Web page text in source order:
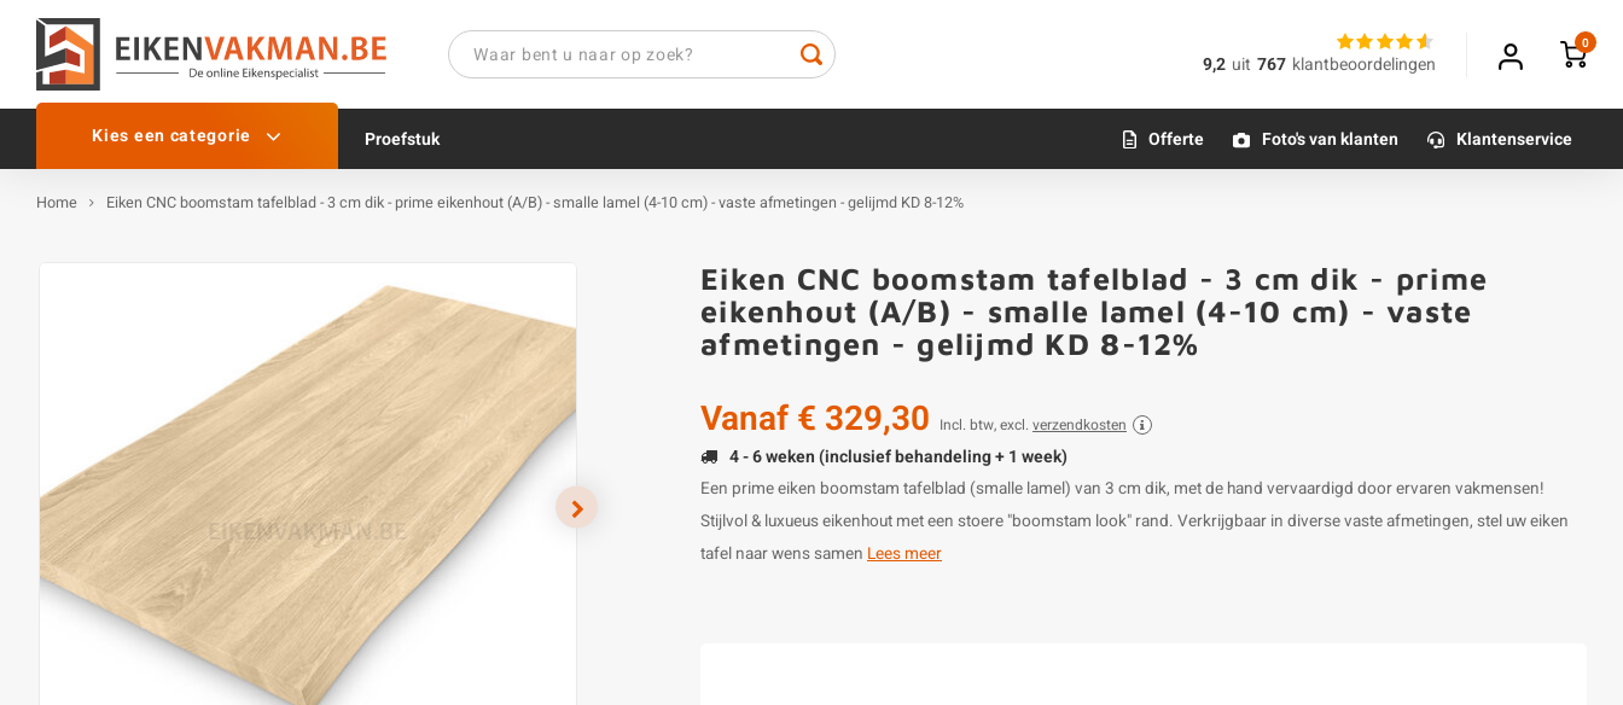
9,2 uit 767 klantbeoordelingen
0
Kies een categorie Proefstuk Offerte Foto's van klanten Klantenservice
Home Eiken CNC boomstam tafelblad - 3 cm dik - prime eikenhout (A/B) - smalle lamel (4-10 cm) - vaste afmetingen - gelijmd KD 8-12%
Eiken CNC boomstam tafelblad - 3 cm dik - prime
eikenhout (A/B) - smalle lamel (4-10 cm) - vaste
afmetingen - gelijmd KD 8-12%
Vanaf€ 329,30 Incl. btw, excl. verzendkosten
4 - 6 weken (inclusief behandeling + 1 week)
Een prime eiken boomstam tafelblad (smalle lamel) van 3 cm dik, met de hand vervaardigd door ervaren vakmensen!
Stijlvol & luxueus eikenhout met een stoere "boomstam look" rand. Verkrijgbaar in diverse vaste afmetingen, stel uw eiken
tafel naar wens samen Lees meer